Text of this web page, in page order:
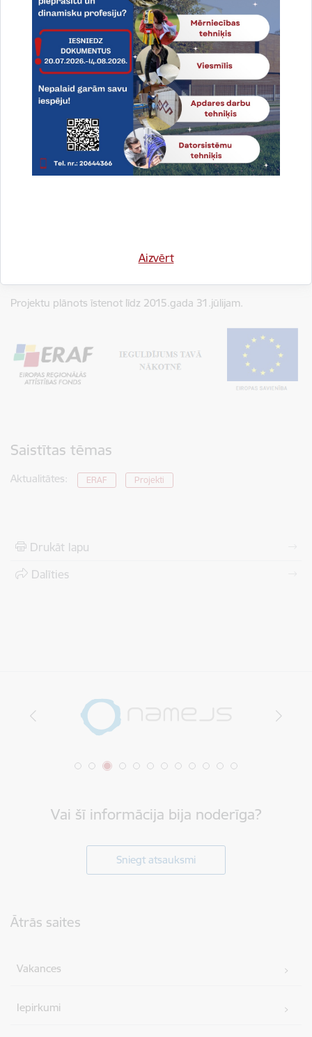
Aizvērt
2015.gada 27.martā izsludināts iepirkums „Dabaszinību
kabinetu aprīkojuma piegāde”, ID Nr.2015/16, notiek
piedāvājumu vērtēšana;
saskaņā ar atklāta konkursa ID Nr.2014/21 rezultātiem
2015.gada 2.aprīlī noslēgts līgums arSIA "Duroc Machine
Tool" parizglītības programmas „Būvdarbi” īstenošanai
nepieciešamā aprīkojuma iegādi, līgumcena - 192 678,11
euro bez PVN.
Projekta plānoto kopējo izmaksu summa – 15 524 113 euro
(10 910 409 LVL), attiecināmās izmaksas – 15 496 790 euro
esošā elektroenerģijas sistēmas pieslēguma jaudas
Projektu plānots īstenot līdz 2015.gada 31.jūlijam.
Saistītas tēmas
Aktualitātes: ERAF Projekti
Drukāt lapu
Dalīties
Vai šī informācija bija noderīga?
Sniegt atsauksmi
Ātrās saites
Vakances
Iepirkumi